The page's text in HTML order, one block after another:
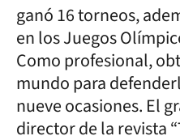
ganó 16 torneos,
en los Juegos
Como profesional,
mundo para
nueve ocasiones. El
director de la revista